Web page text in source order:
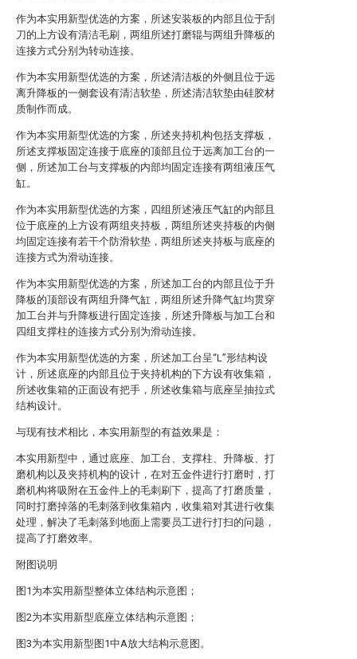
作为本实用新型优选的方案，所述安装板的内部且位于刮
刀的上方设有清洁毛刷，两组所述打磨辊与两组升降板的
连接方式分别为转动连接。
作为本实用新型优选的方案，所述清洁板的外侧且位于远
离升降板的一侧套设有清洁软垫，所述清洁软垫由硅胶材
质制作而成。
作为本实用新型优选的方案，所述夹持机构包括支撑板，
所述支撑板固定连接于底座的顶部且位于远离加工台的一
侧，所述加工台与支撑板的内部均固定连接有两组液压气
缸。
作为本实用新型优选的方案，四组所述液压气缸的内部且
位于底座的上方设有两组夹持板，两组所述夹持板的内侧
均固定连接有若干个防滑软垫，两组所述夹持板与底座的
连接方式为滑动连接。
作为本实用新型优选的方案，所述加工台的内部且位于升
降板的顶部设有两组升降气缸，两组所述升降气缸均贯穿
加工台并与升降板进行固定连接，所述升降板与加工台和
四组支撑柱的连接方式分别为滑动连接。
作为本实用新型优选的方案，所述加工台呈“L”形结构设
计，所述底座的内部且位于夹持机构的下方设有收集箱，
所述收集箱的正面设有把手，所述收集箱与底座呈抽拉式
结构设计。
与现有技术相比，本实用新型的有益效果是：
本实用新型中，通过底座、加工台、支撑柱、升降板、打
磨机构以及夹持机构的设计，在对五金件进行打磨时，打
磨机构将吸附在五金件上的毛刺刷下，提高了打磨质量，
同时打磨掉落的毛刺落到收集箱内，收集箱对其进行收集
处理，解决了毛刺落到地面上需要员工进行打扫的问题，
提高了打磨效率。
附图说明
图1为本实用新型整体立体结构示意图；
图2为本实用新型底座立体结构示意图；
图3为本实用新型图1中A放大结构示意图。